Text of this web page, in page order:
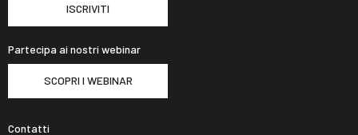
ISCRIVITI
Partecipa ai nostri webinar
SCOPRI I WEBINAR
Contatti